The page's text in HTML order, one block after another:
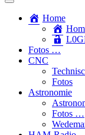
Toggle
search
field
Home
Fotos …
CNC
Fotos
Astronomie
Fotos …